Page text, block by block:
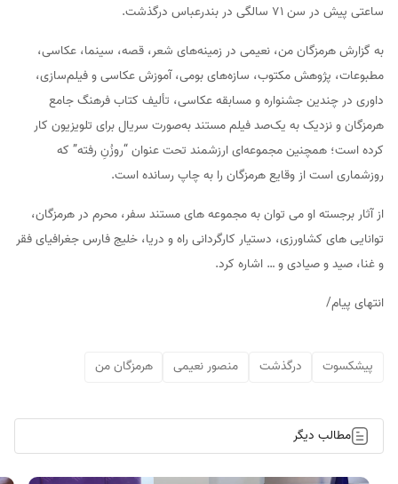
ساعتی پیش در سن ۷۱ سالگی در بندرعباس درگذشت.
به گزارش هرمزگان من، نعیمی در زمینه‌های شعر، قصه، سینما، عکاسی،
مطبوعات، پژوهش مکتوب، سازه‌های بومی، آموزش عکاسی و فیلم‌سازی،
داوری در چندین جشنواره و مسابقه عکاسی، تألیف کتاب فرهنگ جامع
هرمزگان و نزدیک به یک‌صد فیلم مستند به‌صورت سریال برای تلویزیون کار
کرده است؛ همچنین مجموعه‌ای ارزشمند تحت عنوان “روزُنِ رفته” که
روزشماری است از وقایع هرمزگان را به چاپ رسانده است.
از آثار برجسته او می توان به مجموعه های مستند سفر، محرم در هرمزگان،
توانایی های کشاورزی، دستیار کارگردانی راه و دریا، خلیج فارس جغرافیای فقر
و غنا، صید و صیادی و … اشاره کرد.
انتهای پیام/
پیشکسوت درگذشت منصور نعیمی هرمزگان من
مطالب دیگر